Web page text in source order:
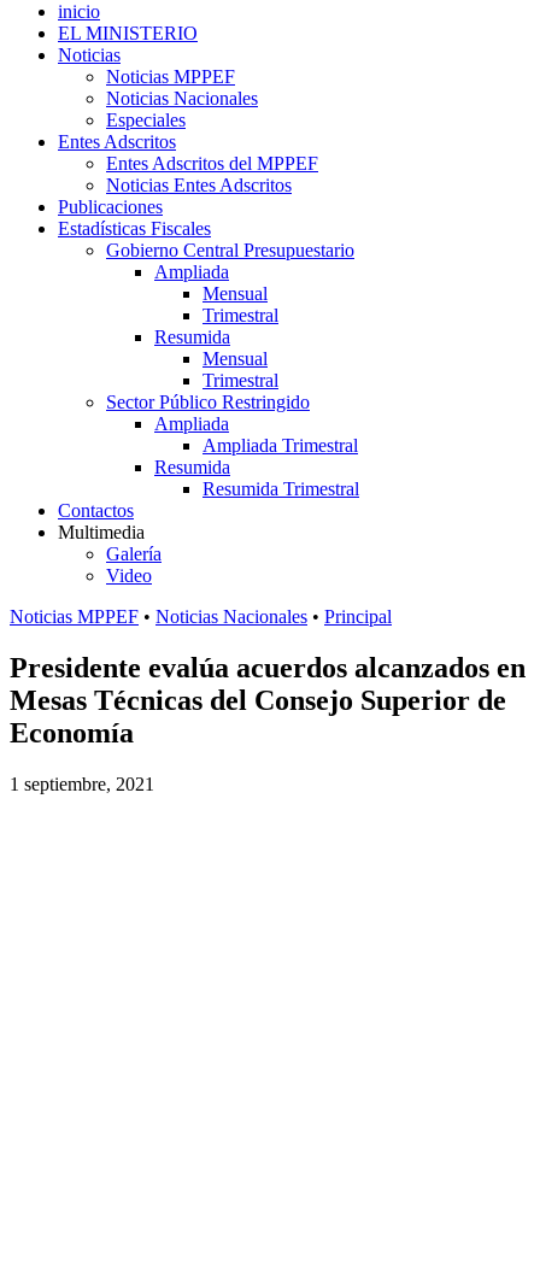
inicio
EL MINISTERIO
Noticias
Noticias MPPEF
Noticias Nacionales
Especiales
Entes Adscritos
Entes Adscritos del MPPEF
Noticias Entes Adscritos
Publicaciones
Estadísticas Fiscales
Gobierno Central Presupuestario
Ampliada
Mensual
Trimestral
Resumida
Mensual
Trimestral
Sector Público Restringido
Ampliada
Ampliada Trimestral
Resumida
Resumida Trimestral
Contactos
Multimedia
Galería
Video
Noticias MPPEF • Noticias Nacionales • Principal
Presidente evalúa acuerdos alcanzados en
Mesas Técnicas del Consejo Superior de
Economía
1 septiembre, 2021